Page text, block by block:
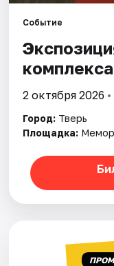
Событие
2 октября 2026
Город: Тверь
Площадка: